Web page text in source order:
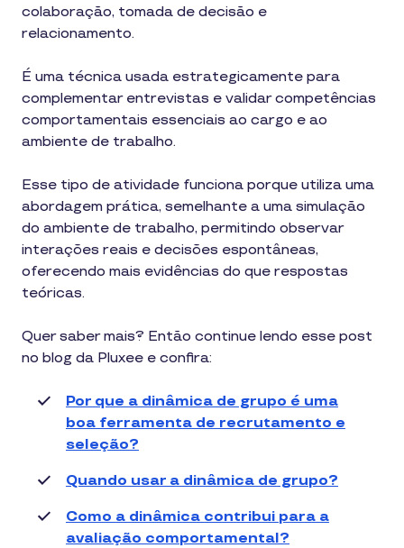
colaboração, tomada de decisão e
relacionamento.
É uma técnica usada estrategicamente para
complementar entrevistas e validar competências
comportamentais essenciais ao cargo e ao
ambiente de trabalho.
Esse tipo de atividade funciona porque utiliza uma
abordagem prática, semelhante a uma simulação
do ambiente de trabalho, permitindo observar
interações reais e decisões espontâneas,
oferecendo mais evidências do que respostas
teóricas.
Quer saber mais? Então continue lendo esse post
no blog da Pluxee e confira:
Por que a dinâmica de grupo é uma
boa ferramenta de recrutamento e
seleção?
Quando usar a dinâmica de grupo?
Como a dinâmica contribui para a
avaliação comportamental?